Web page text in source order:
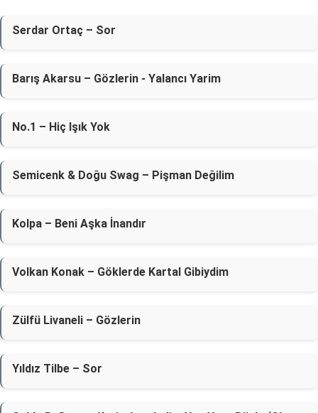
Serdar Ortaç – Sor
Barış Akarsu – Gözlerin - Yalancı Yarim
No.1 – Hiç Işık Yok
Semicenk & Doğu Swag – Pişman Değilim
Kolpa – Beni Aşka İnandır
Volkan Konak – Göklerde Kartal Gibiydim
Zülfü Livaneli – Gözlerin
Yıldız Tilbe – Sor